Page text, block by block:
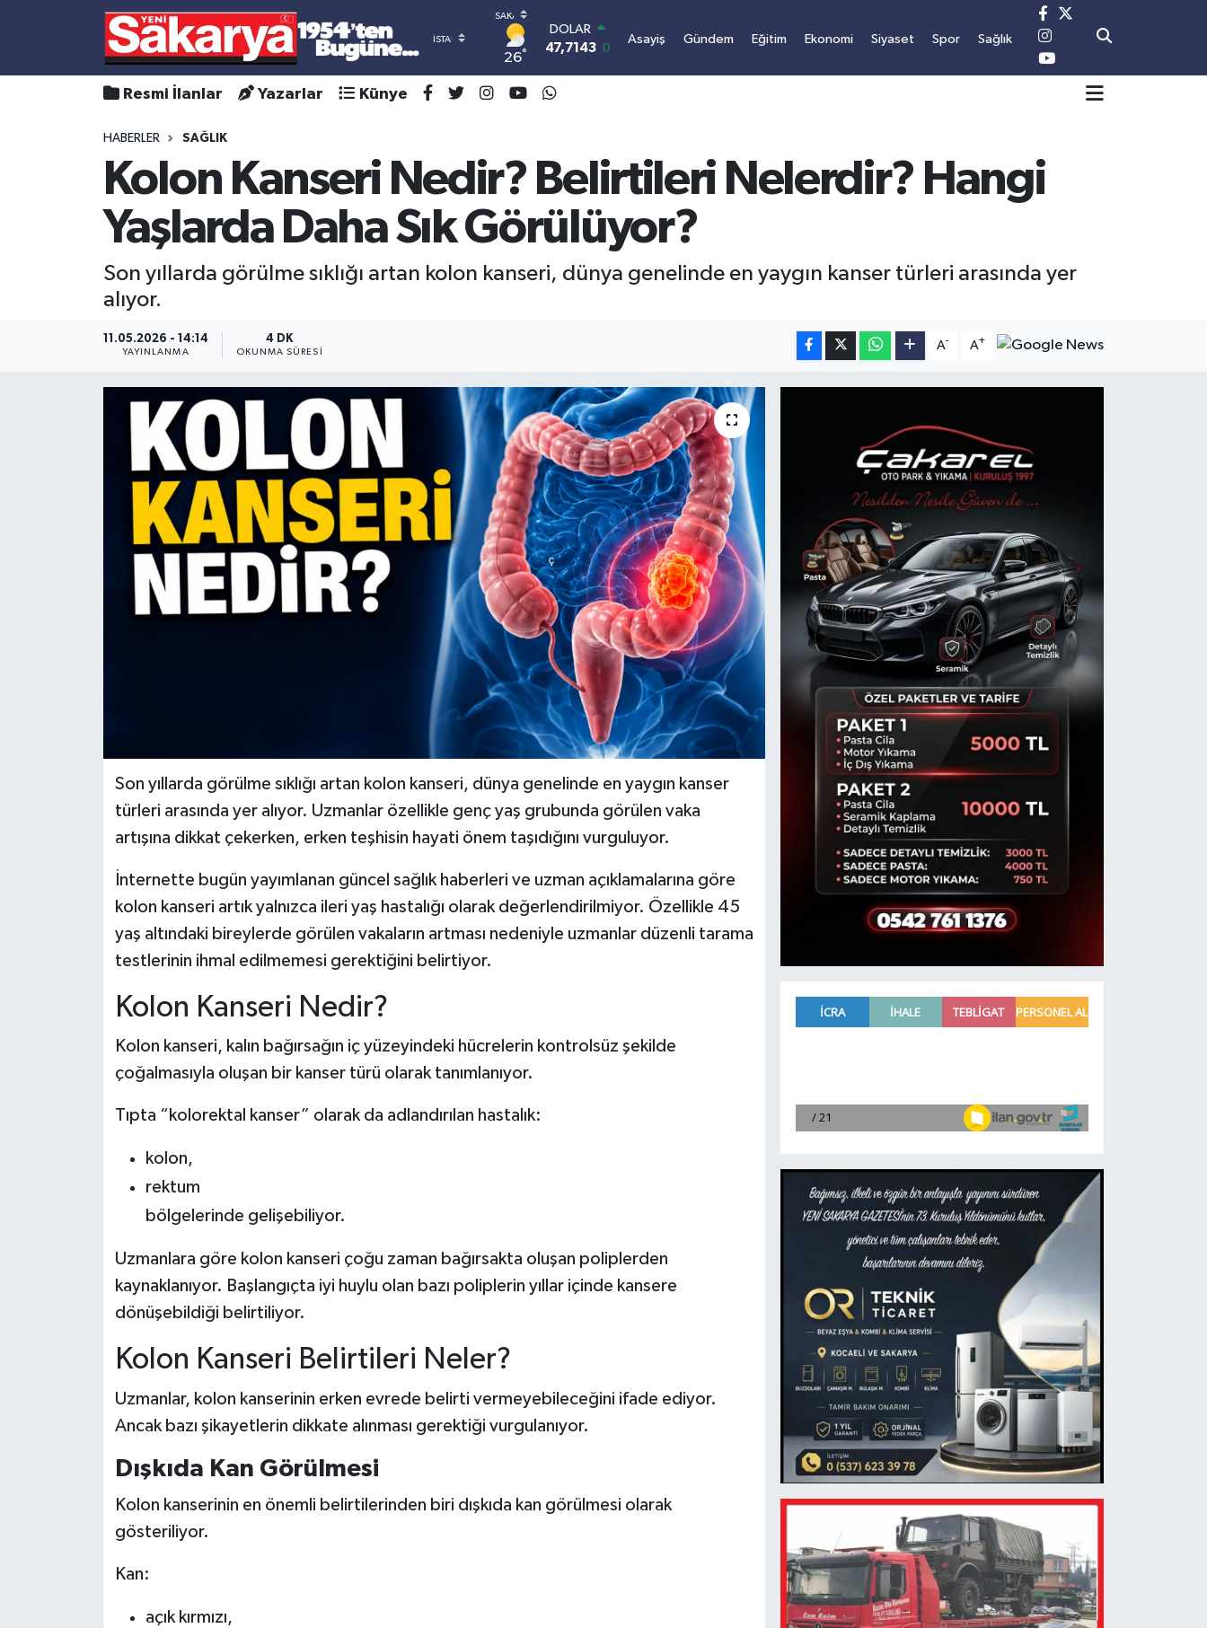
26°
DOLAR
47,7143 0.16
55,0317
6574.81 1.44
BİST100
13.799
BITCOIN
3.064.480,14 -0.63
Asayiş Gündem Eğitim Ekonomi Siyaset Spor Sağlık
Resmi İlanlar Yazarlar Künye
HABERLER SAĞLIK
Kolon Kanseri Nedir? Belirtileri Nelerdir? Hangi
Yaşlarda Daha Sık Görülüyor?
Son yıllarda görülme sıklığı artan kolon kanseri, dünya genelinde en yaygın kanser türleri arasında yer
alıyor.
11.05.2026 - 14:14
YAYINLANMA
4 DK
OKUNMA SÜRESI
A- A+
Son yıllarda görülme sıklığı artan kolon kanseri, dünya genelinde en yaygın kanser
türleri arasında yer alıyor. Uzmanlar özellikle genç yaş grubunda görülen vaka
artışına dikkat çekerken, erken teşhisin hayati önem taşıdığını vurguluyor.
İnternette bugün yayımlanan güncel sağlık haberleri ve uzman açıklamalarına göre
kolon kanseri artık yalnızca ileri yaş hastalığı olarak değerlendirilmiyor. Özellikle 45
yaş altındaki bireylerde görülen vakaların artması nedeniyle uzmanlar düzenli tarama
testlerinin ihmal edilmemesi gerektiğini belirtiyor.
Kolon Kanseri Nedir?
Kolon kanseri, kalın bağırsağın iç yüzeyindeki hücrelerin kontrolsüz şekilde
çoğalmasıyla oluşan bir kanser türü olarak tanımlanıyor.
Tıpta “kolorektal kanser” olarak da adlandırılan hastalık:
kolon,
rektum
bölgelerinde gelişebiliyor.
Uzmanlara göre kolon kanseri çoğu zaman bağırsakta oluşan poliplerden
kaynaklanıyor. Başlangıçta iyi huylu olan bazı poliplerin yıllar içinde kansere
dönüşebildiği belirtiliyor.
Kolon Kanseri Belirtileri Neler?
Uzmanlar, kolon kanserinin erken evrede belirti vermeyebileceğini ifade ediyor.
Ancak bazı şikayetlerin dikkate alınması gerektiği vurgulanıyor.
Dışkıda Kan Görülmesi
Kolon kanserinin en önemli belirtilerinden biri dışkıda kan görülmesi olarak
gösteriliyor.
Kan:
açık kırmızı,